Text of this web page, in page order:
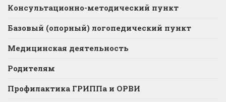
Консультационно-методический пункт
Базовый (опорный) логопедический пункт
Медицинская деятельность
Родителям
Профилактика ГРИППа и ОРВИ